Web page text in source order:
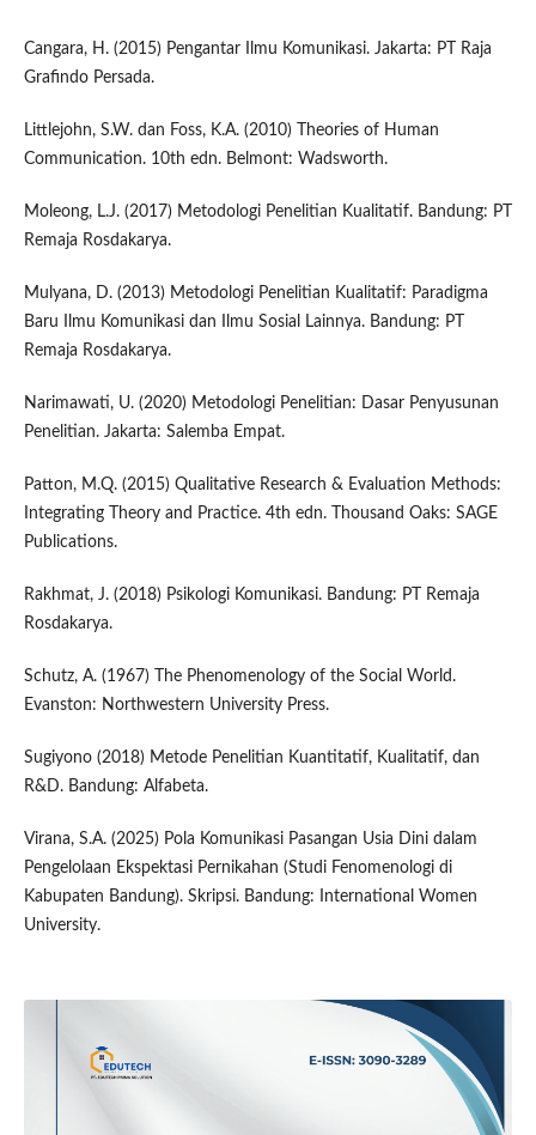
Cangara, H. (2015) Pengantar Ilmu Komunikasi. Jakarta: PT Raja
Grafindo Persada.
Littlejohn, S.W. dan Foss, K.A. (2010) Theories of Human
Communication. 10th edn. Belmont: Wadsworth.
Moleong, L.J. (2017) Metodologi Penelitian Kualitatif. Bandung: PT
Remaja Rosdakarya.
Mulyana, D. (2013) Metodologi Penelitian Kualitatif: Paradigma
Baru Ilmu Komunikasi dan Ilmu Sosial Lainnya. Bandung: PT
Remaja Rosdakarya.
Narimawati, U. (2020) Metodologi Penelitian: Dasar Penyusunan
Penelitian. Jakarta: Salemba Empat.
Patton, M.Q. (2015) Qualitative Research & Evaluation Methods:
Integrating Theory and Practice. 4th edn. Thousand Oaks: SAGE
Publications.
Rakhmat, J. (2018) Psikologi Komunikasi. Bandung: PT Remaja
Rosdakarya.
Schutz, A. (1967) The Phenomenology of the Social World.
Evanston: Northwestern University Press.
Sugiyono (2018) Metode Penelitian Kuantitatif, Kualitatif, dan
R&D. Bandung: Alfabeta.
Virana, S.A. (2025) Pola Komunikasi Pasangan Usia Dini dalam
Pengelolaan Ekspektasi Pernikahan (Studi Fenomenologi di
Kabupaten Bandung). Skripsi. Bandung: International Women
University.